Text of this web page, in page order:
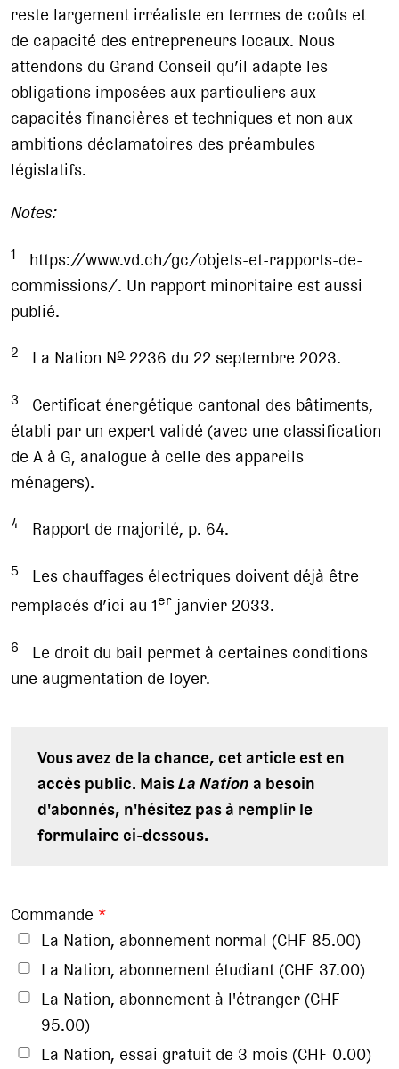
reste largement irréaliste en termes de coûts et
de capacité des entrepreneurs locaux. Nous
attendons du Grand Conseil qu’il adapte les
obligations imposées aux particuliers aux
capacités financières et techniques et non aux
ambitions déclamatoires des préambules
législatifs.
Notes:
1
https://www.vd.ch/gc/objets-et-rapports-de-
commissions/. Un rapport minoritaire est aussi
publié.
2 La Nation No2236 du 22 septembre 2023.
3
Certificat énergétique cantonal des bâtiments,
établi par un expert validé (avec une classification
de A à G, analogue à celle des appareils
ménagers).
4 Rapport de majorité, p. 64.
5
Les chauffages électriques doivent déjà être
remplacés d’ici au 1erjanvier 2033.
6
Le droit du bail permet à certaines conditions
une augmentation de loyer.
Vous avez de la chance, cet article est en
accès public. MaisLa Nationa besoin
d'abonnés, n'hésitez pas à remplir le
formulaire ci-dessous.
Commande *
La Nation, abonnement normal (CHF 85.00)
La Nation, abonnement étudiant (CHF 37.00)
La Nation, abonnement à l'étranger (CHF
95.00)
La Nation, essai gratuit de 3 mois (CHF 0.00)